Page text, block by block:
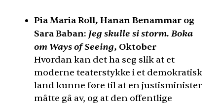
Pia Maria Roll, Hanan Benammar og
Sara Baban: Jeg skulle si storm. Boka
om Ways of Seeing, Oktober
Hvordan kan det ha seg slik at et
moderne teaterstykke i et demokratisk
land kunne føre til at en justisminister
måtte gå av, og at den offentlige